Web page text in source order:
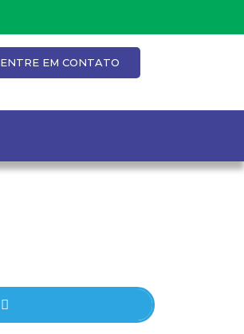
ENTRE EM CONTATO